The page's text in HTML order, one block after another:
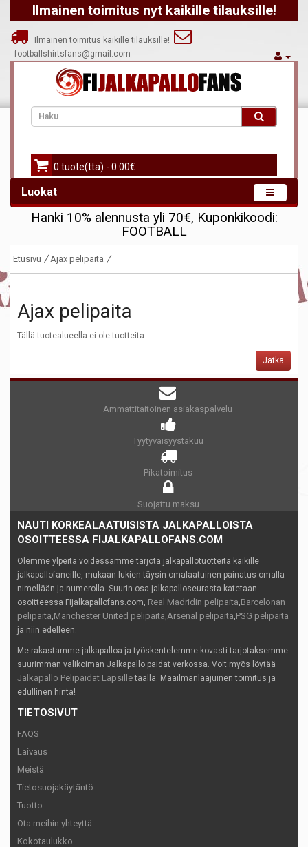
Ilmainen toimitus nyt kaikille tilauksille!
Ilmainen toimitus kaikille tilauksille!
footballshirtsfans@gmail.com
0 tuote(tta) - 0.00€
Luokat
Hanki 10% alennusta yli 70€, Kuponkikoodi:
FOOTBALL
Etusivu Ajax pelipaita
Ajax pelipaita
Tällä tuotealueella ei ole tuotteita.
Jatka
Ammattitaitoinen asiakaspalvelu
Tyytyväisyystakuu
Pikatoimitus
Suojattu maksu
NAUTI KORKEALAATUISISTA JALKAPALLOISTA
OSOITTEESSA FIJALKAPALLOFANS.COM
Olemme ylpeitä voidessamme tarjota jalkapallotuotteita kaikille
jalkapallofaneille, mukaan lukien täysin omalaatuinen painatus omalla
nimellään ja numerolla. Suurin osa jalkapalloseurasta katetaan
osoitteessa Fijalkapallofans.com, Real Madridin pelipaita,Barcelonan
pelipaita,Manchester United pelipaita,Arsenal pelipaita,PSG pelipaita
ja niin edelleen.
Me rakastamme jalkapalloa ja työskentelemme kovasti tarjotaksemme
suurimman valikoiman Jalkapallo paidat verkossa. Voit myös löytää
Jalkapallo Pelipaidat Lapsilletäällä. Maailmanlaajuinen toimitus ja
edullinen hinta!
TIETOSIVUT
FAQS
Laivaus
Meistä
Tietosuojakäytäntö
Tuotto
Ota meihin yhteyttä
Kokotaulukko